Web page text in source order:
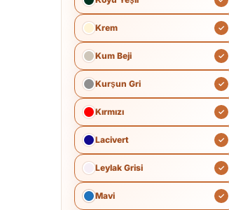
Krem
Kum Beji
Kurşun Gri
Kırmızı
Lacivert
Leylak Grisi
Mavi